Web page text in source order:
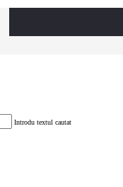
Introdu textul cautat